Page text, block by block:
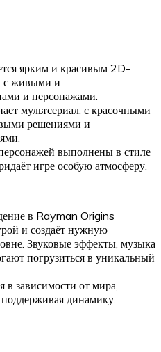
ярким и красивым 2D-
с живыми и
и персонажами.
мультсериал, с красочными
решениями и
выполнены в стиле
игре особую атмосферу.
в Rayman Origins
и создаёт нужную
Звуковые эффекты, музыка
погрузиться в уникальный
в зависимости от мира,
поддерживая динамику.